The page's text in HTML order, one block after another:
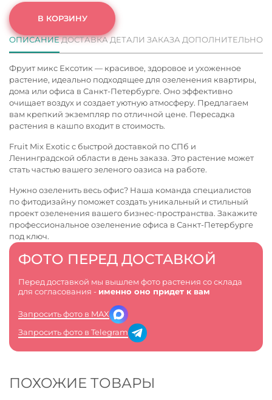
В КОРЗИНУ
ФОТО ПЕРЕД ДОСТАВКОЙ
Перед доставкой мы вышлем фото растения со склада
для согласования - именно оно придет к вам
Запросить фото в MAX
Запросить фото в Telegram
ОПИСАНИЕДОСТАВКАДЕТАЛИ ЗАКАЗА ДОПОЛНИТЕЛЬНО
Фруит микс Ексотик — красивое, здоровое и ухоженное
растение, идеально подходящее для озеленения квартиры,
дома или офиса в Санкт-Петербурге. Оно эффективно
очищает воздух и создает уютную атмосферу. Предлагаем
вам крепкий экземпляр по отличной цене. Пересадка
растения в кашпо входит в стоимость.
Fruit Mix Exotic с быстрой доставкой по СПб и
Ленинградской области в день заказа. Это растение может
стать частью вашего зеленого оазиса на работе.
Нужно озеленить весь офис? Наша команда специалистов
по фитодизайну поможет создать уникальный и стильный
проект озеленения вашего бизнес-пространства. Закажите
профессиональноеозеленение офиса в Санкт-Петербурге
под ключ.
ПОХОЖИЕ ТОВАРЫ